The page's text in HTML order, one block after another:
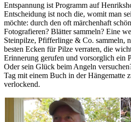
Entspannung ist Programm auf
Entscheidung ist noch die, womit man
möchte: durch den oft märchenhaft
Fotografieren? Blätter sammeln? Eine
Steinpilze, Pfifferlinge & Co. sammeln,
besten Ecken für Pilze verraten, die
Erinnerung gerufen und vorsorglich ein
Oder sein Glück beim Angeln
Tag mit einem Buch in der Hängematte
verlockend.